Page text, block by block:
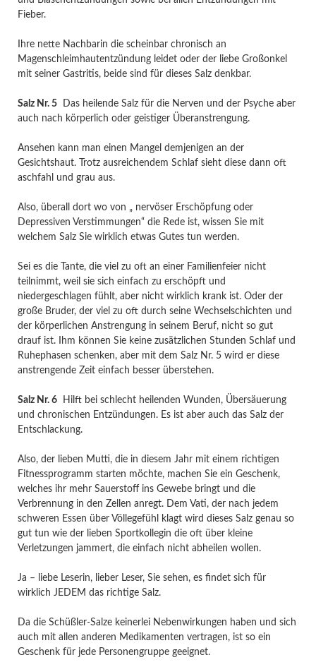
Fieber.
Ihre nette Nachbarin die scheinbar chronisch an
Magenschleimhautentzündung leidet oder der liebe Großonkel
mit seiner Gastritis, beide sind für dieses Salz denkbar.
Salz Nr. 5Das heilende Salz für die Nerven und der Psyche aber
auch nach körperlich oder geistiger Überanstrengung.
Ansehen kann man einen Mangel demjenigen an der
Gesichtshaut. Trotz ausreichendem Schlaf sieht diese dann oft
aschfahl und grau aus.
Also, überall dort wo von „ nervöser Erschöpfung oder
Depressiven Verstimmungen“ die Rede ist, wissen Sie mit
welchem Salz Sie wirklich etwas Gutes tun werden.
Sei es die Tante, die viel zu oft an einer Familienfeier nicht
teilnimmt, weil sie sich einfach zu erschöpft und
niedergeschlagen fühlt, aber nicht wirklich krank ist. Oder der
große Bruder, der viel zu oft durch seine Wechselschichten und
der körperlichen Anstrengung in seinem Beruf, nicht so gut
drauf ist. Ihm können Sie keine zusätzlichen Stunden Schlaf und
Ruhephasen schenken, aber mit dem Salz Nr. 5 wird er diese
anstrengende Zeit einfach besser überstehen.
Salz Nr. 6Hilft bei schlecht heilenden Wunden, Übersäuerung
und chronischen Entzündungen. Es ist aber auch das Salz der
Entschlackung.
Also, der lieben Mutti, die in diesem Jahr mit einem richtigen
Fitnessprogramm starten möchte, machen Sie ein Geschenk,
welches ihr mehr Sauerstoff ins Gewebe bringt und die
Verbrennung in den Zellen anregt. Dem Vati, der nach jedem
schweren Essen über Völlegefühl klagt wird dieses Salz genau so
gut tun wie der lieben Sportkollegin die oft über kleine
Verletzungen jammert, die einfach nicht abheilen wollen.
Ja – liebe Leserin, lieber Leser, Sie sehen, es findet sich für
wirklich JEDEM das richtige Salz.
Da die Schüßler-Salze keinerlei Nebenwirkungen haben und sich
auch mit allen anderen Medikamenten vertragen, ist so ein
Geschenk für jede Personengruppe geeignet.